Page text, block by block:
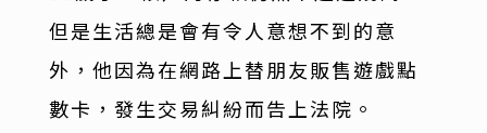
但是生活總是會有令人意想不到的意
外，他因為在網路上替朋友販售遊戲點
數卡，發生交易糾紛而告上法院。